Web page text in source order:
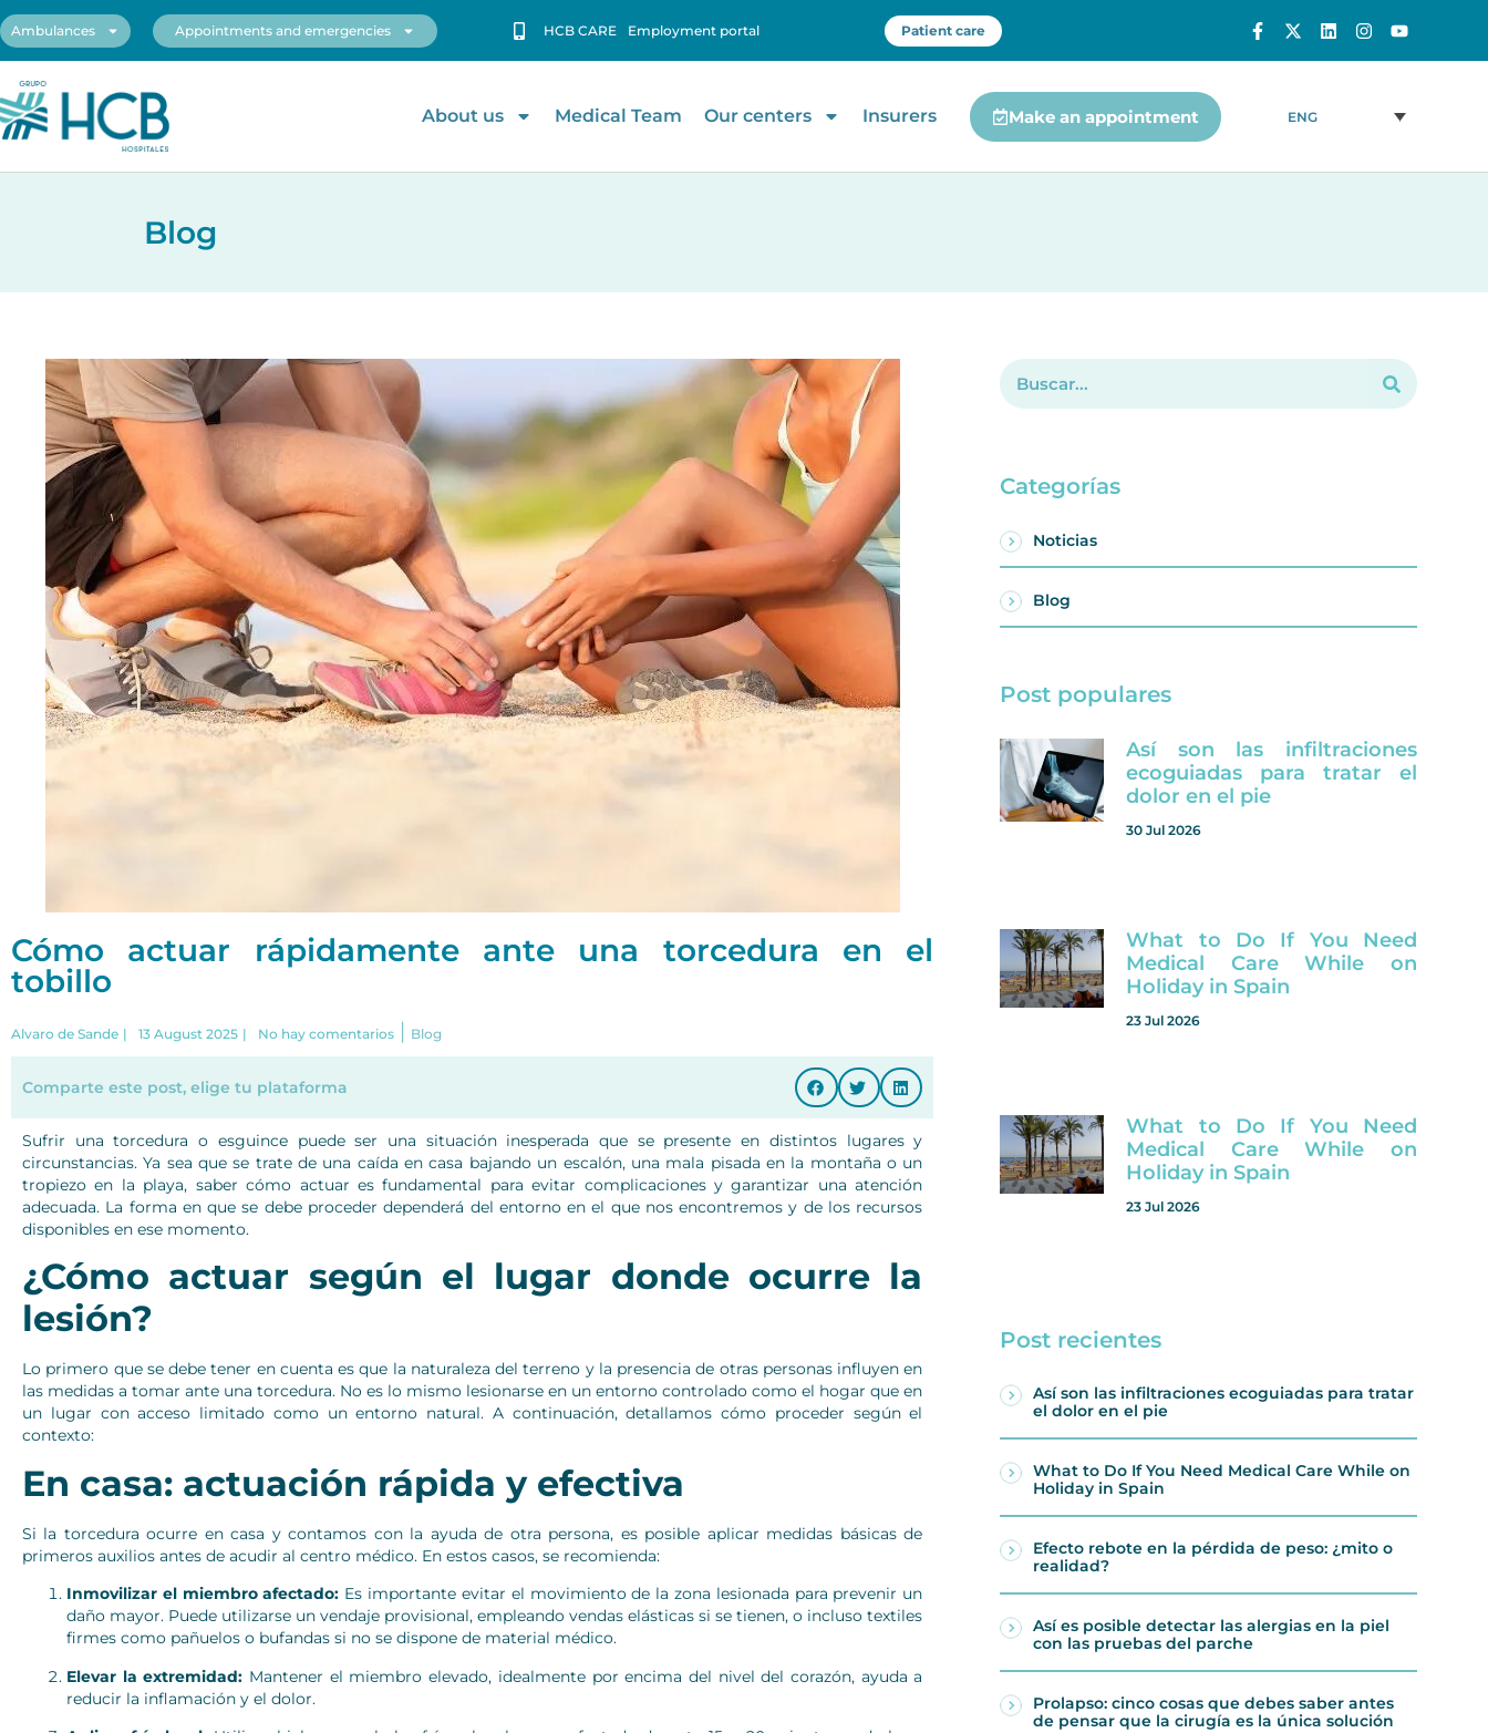
Ambulances Appointments and emergencies HCB CARE Employment portal Patient care
About us Medical Team Our centers Insurers Make an appointment ENG
Blog
Cómo actuar rápidamente ante una torcedura en el
tobillo
Alvaro de Sande | 13 August 2025 | No hay comentarios Blog
Comparte este post, elige tu plataforma
Sufrir una torcedura o esguince puede ser una situación inesperada que se presente en distintos lugares y
circunstancias. Ya sea que se trate de una caída en casa bajando un escalón, una mala pisada en la montaña o un
tropiezo en la playa, saber cómo actuar es fundamental para evitar complicaciones y garantizar una atención
adecuada. La forma en que se debe proceder dependerá del entorno en el que nos encontremos y de los recursos
disponibles en ese momento.
¿Cómo actuar según el lugar donde ocurre la
lesión?
Lo primero que se debe tener en cuenta es que la naturaleza del terreno y la presencia de otras personas influyen en
las medidas a tomar ante una torcedura. No es lo mismo lesionarse en un entorno controlado como el hogar que en
un lugar con acceso limitado como un entorno natural. A continuación, detallamos cómo proceder según el
contexto:
En casa: actuación rápida y efectiva
Si la torcedura ocurre en casa y contamos con la ayuda de otra persona, es posible aplicar medidas básicas de
primeros auxilios antes de acudir al centro médico. En estos casos, se recomienda:
Inmovilizar el miembro afectado: Es importante evitar el movimiento de la zona lesionada para prevenir un
daño mayor. Puede utilizarse un vendaje provisional, empleando vendas elásticas si se tienen, o incluso textiles
firmes como pañuelos o bufandas si no se dispone de material médico.
Elevar la extremidad: Mantener el miembro elevado, idealmente por encima del nivel del corazón, ayuda a
reducir la inflamación y el dolor.
Categorías
Noticias
Blog
Post populares
Así son las infiltraciones
ecoguiadas para tratar el
dolor en el pie
30 Jul 2026
What to Do If You Need
Medical Care While on
Holiday in Spain
23 Jul 2026
What to Do If You Need
Medical Care While on
Holiday in Spain
23 Jul 2026
Post recientes
Así son las infiltraciones ecoguiadas para tratar
el dolor en el pie
What to Do If You Need Medical Care While on
Holiday in Spain
Efecto rebote en la pérdida de peso: ¿mito o
realidad?
Así es posible detectar las alergias en la piel
con las pruebas del parche
Prolapso: cinco cosas que debes saber antes
de pensar que la cirugía es la única solución